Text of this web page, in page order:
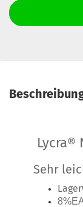
Lycra®
Sehr